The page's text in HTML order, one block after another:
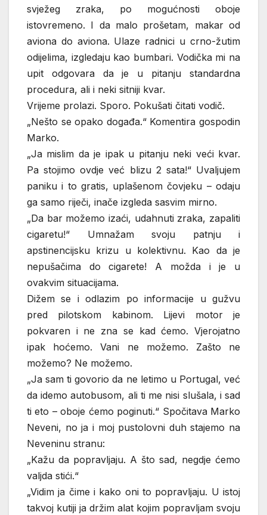
svježeg zraka, po mogućnosti oboje
istovremeno. I da malo prošetam, makar od
aviona do aviona. Ulaze radnici u crno-žutim
odijelima, izgledaju kao bumbari. Vodička mi na
upit odgovara da je u pitanju standardna
procedura, ali i neki sitniji kvar.
Vrijeme prolazi. Sporo. Pokušati čitati vodič.
„Nešto se opako događa.“ Komentira gospodin
Marko.
„Ja mislim da je ipak u pitanju neki veći kvar.
Pa stojimo ovdje već blizu 2 sata!“ Uvaljujem
paniku i to gratis, uplašenom čovjeku – odaju
ga samo riječi, inače izgleda sasvim mirno.
„Da bar možemo izaći, udahnuti zraka, zapaliti
cigaretu!“ Umnažam svoju patnju i
apstinencijsku krizu u kolektivnu. Kao da je
nepušačima do cigarete! A možda i je u
ovakvim situacijama.
Dižem se i odlazim po informacije u gužvu
pred pilotskom kabinom. Lijevi motor je
pokvaren i ne zna se kad ćemo. Vjerojatno
ipak hoćemo. Vani ne možemo. Zašto ne
možemo? Ne možemo.
„Ja sam ti govorio da ne letimo u Portugal, već
da idemo autobusom, ali ti me nisi slušala, i sad
ti eto – oboje ćemo poginuti.“ Spočitava Marko
Neveni, no ja i moj pustolovni duh stajemo na
Neveninu stranu:
„Kažu da popravljaju. A što sad, negdje ćemo
valjda stići.“
„Vidim ja čime i kako oni to popravljaju. U istoj
takvoj kutiji ja držim alat kojim popravljam svoju